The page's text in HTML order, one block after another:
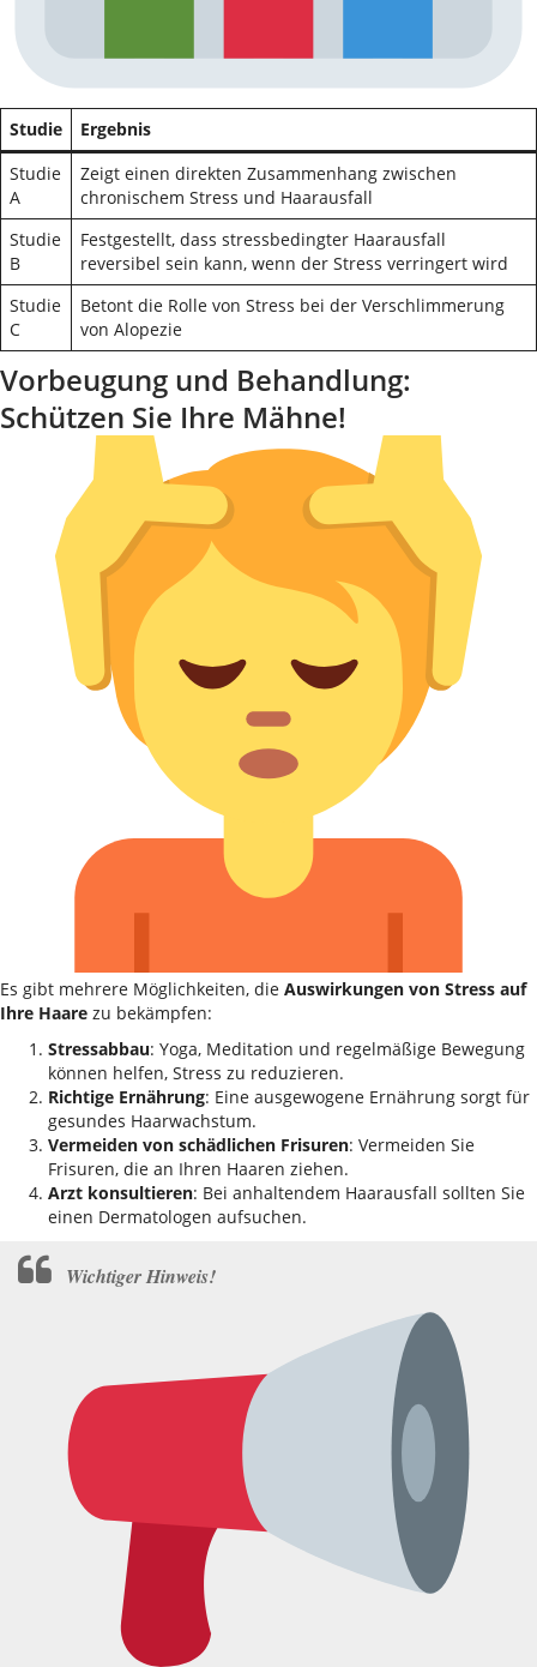
Studie
Ergebnis
Studie
A
Zeigt einen direkten Zusammenhang zwischen
chronischem Stress und Haarausfall
Studie
B
Festgestellt, dass stressbedingter Haarausfall
reversibel sein kann, wenn der Stress verringert wird
Studie
C
Betont die Rolle von Stress bei der Verschlimmerung
von Alopezie
Vorbeugung und Behandlung:
Schützen Sie Ihre Mähne!
Es gibt mehrere Möglichkeiten, die Auswirkungen von Stress auf
Ihre Haare zu bekämpfen:
Stressabbau: Yoga, Meditation und regelmäßige Bewegung
können helfen, Stress zu reduzieren.
Richtige Ernährung: Eine ausgewogene Ernährung sorgt für
gesundes Haarwachstum.
Vermeiden von schädlichen Frisuren: Vermeiden Sie
Frisuren, die an Ihren Haaren ziehen.
Arzt konsultieren: Bei anhaltendem Haarausfall sollten Sie
einen Dermatologen aufsuchen.
Wichtiger Hinweis!